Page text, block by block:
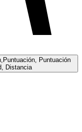
Puntuación
Distancia